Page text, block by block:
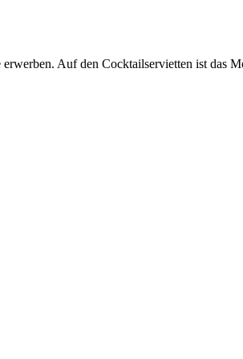
Auf den Cocktailservietten ist das